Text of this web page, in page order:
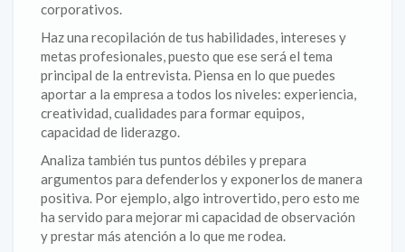
corporativos.
Haz una recopilación de tus habilidades, intereses y
metas profesionales, puesto que ese será el tema
principal de la entrevista. Piensa en lo que puedes
aportar a la empresa a todos los niveles: experiencia,
creatividad, cualidades para formar equipos,
capacidad de liderazgo.
Analiza también tus puntos débiles y prepara
argumentos para defenderlos y exponerlos de manera
positiva. Por ejemplo, algo introvertido, pero esto me
ha servido para mejorar mi capacidad de observación
y prestar más atención a lo que me rodea.